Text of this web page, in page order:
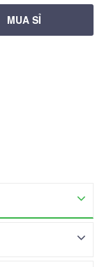
MUA SỈ